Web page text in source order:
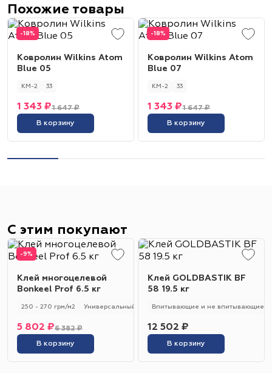
Похожие товары
-18%
Ковролин Wilkins Atom
Blue 05
КМ-2 33
1 647 ₽
1 343 ₽
В корзину
-18%
Ковролин Wilkins Atom
Blue 07
КМ-2 33
1 647 ₽
1 343 ₽
В корзину
С этим покупают
-9%
Клей многоцелевой
Bonkeel Prof 6.5 кг
250 - 270 грм/м2 Универсальный 250 - 270 гр/м2
6 382 ₽
5 802 ₽
В корзину
Клей GOLDBASTIK BF
58 19.5 кг
Впитывающие и не впитывающие
12 502 ₽
В корзину